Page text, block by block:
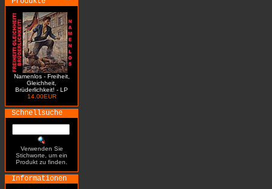
Namenlos - Freiheit,
Gleichheit,
Brüderlichkeit! - LP
14.00EUR
Schnellsuche
Verwenden Sie
Stichworte, um ein
Produkt zu finden.
Informationen